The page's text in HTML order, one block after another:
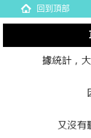
回到頂部